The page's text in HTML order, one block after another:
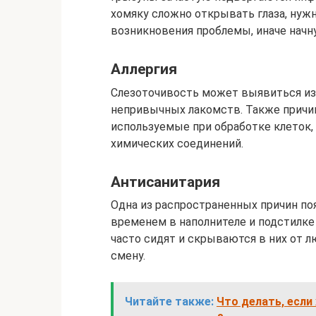
хомяку сложно открывать глаза,
возникновения проблемы, иначе
Аллергия
Слезоточивость может выявиться
непривычных лакомств. Также
используемые при обработке
химических соединений.
Антисанитария
Одна из распространенных причин
временем в наполнителе и
часто сидят и скрываются в них от
смену.
Читайте также: Что делать,